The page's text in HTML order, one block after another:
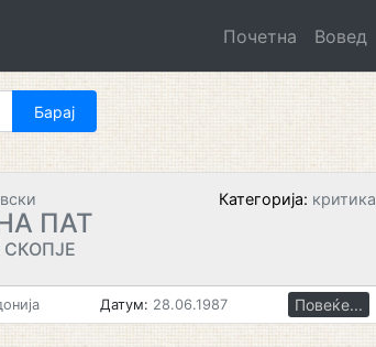
Почетна Вовед
Категорија: критика
ПАТ
Датум: 28.06.1987 Повеќе...